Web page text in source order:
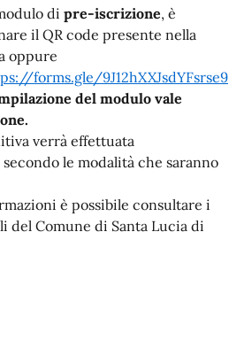
di pre-iscrizione, è
il QR code presente nella
oppure
forms.gle/9J12hXXJsdYFsrse9
del modulo vale
verrà effettuata
le modalità che saranno
è possibile consultare i
del Comune di Santa Lucia di